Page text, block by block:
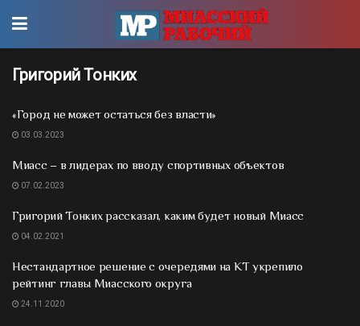
Григорий Тонких
«Город не может остаться без власти»
03.03.2023
Миасс – в лидерах по вводу спортивных объектов
07.02.2023
Григорий Тонких рассказал, каким будет новый Миасс
04.02.2021
Нестандартное решение с очередями на КТ укрепило
рейтинг главы Миасского округа
24.11.2020